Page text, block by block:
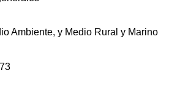
Ambiente, y Medio Rural y Marino